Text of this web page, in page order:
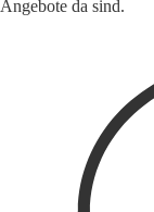
Angebote da sind.